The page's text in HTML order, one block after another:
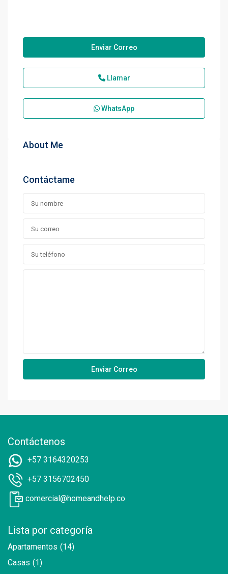
Enviar Correo
Llamar
WhatsApp
About Me
Contáctame
Contáctenos
+57 3164320253
+57 3156702450
comercial@homeandhelp.co
Lista por categoría
Apartamentos (14)
Casas (1)